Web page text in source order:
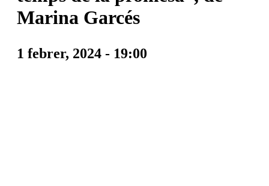
Marina Garcés
1 febrer, 2024 - 19:00